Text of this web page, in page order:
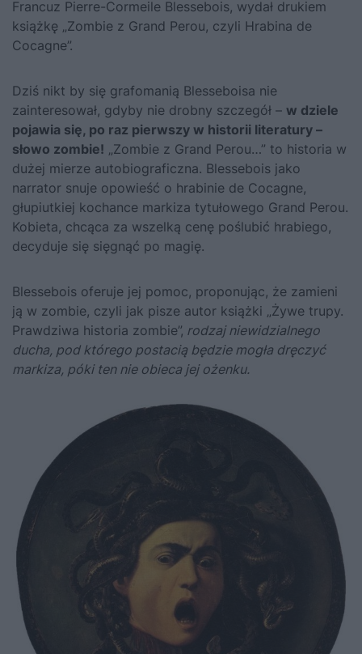
Francuz Pierre-Cormeile Blessebois, wydał drukiem
książkę „Zombie z Grand Perou, czyli Hrabina de
Cocagne”.
Dziś nikt by się grafomanią Blesseboisa nie
zainteresował, gdyby nie drobny szczegół – w dziele
pojawia się, po raz pierwszy w historii literatury –
słowo zombie! „Zombie z Grand Perou…” to historia w
dużej mierze autobiograficzna. Blessebois jako
narrator snuje opowieść o hrabinie de Cocagne,
głupiutkiej kochance markiza tytułowego Grand Perou.
Kobieta, chcąca za wszelką cenę poślubić hrabiego,
decyduje się sięgnąć po magię.
Blessebois oferuje jej pomoc, proponując, że zamieni
ją w zombie, czyli jak pisze autor książki „Żywe trupy.
Prawdziwa historia zombie”, rodzaj niewidzialnego
ducha, pod którego postacią będzie mogła dręczyć
markiza, póki ten nie obieca jej ożenku.